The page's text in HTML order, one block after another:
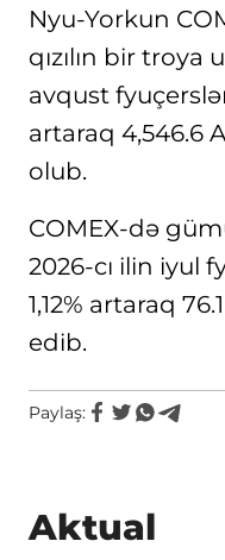
Nyu-Yorkun
qızılın bir troya
avqust
artaraq 4,546.6
olub.
COMEX-də
2026-cı ilin iyul
1,12% artaraq
edib.
Paylaş:
Aktual